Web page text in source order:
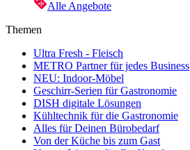
Alle Angebote
Themen
Ultra Fresh - Fleisch
METRO Partner für jedes Business
NEU: Indoor-Möbel
Geschirr-Serien für Gastronomie
DISH digitale Lösungen
Kühltechnik für die Gastronomie
Alles für Deinen Bürobedarf
Von der Küche bis zum Gast